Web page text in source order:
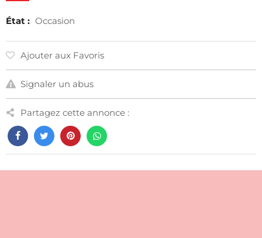
État : Occasion
Ajouter aux Favoris
Signaler un abus
Partagez cette annonce :